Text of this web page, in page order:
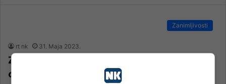
Zanimljivosti
rt nk 31. Maja 2023.
ZA POHVALU Znakovnim jezikom učenici
otpjevali himnu Prve OŠ Konjic